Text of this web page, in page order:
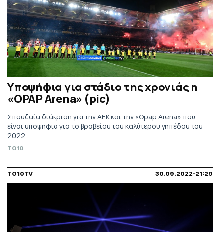
Υποψήφια για στάδιο της χρονιάς η
«OPAP Arena» (pic)
Σπουδαία διάκριση για την ΑΕΚ και την «Opap Arena» που
είναι υποψήφια για το βραβείου του καλύτερου γηπέδου του
2022.
TO10
TO10TV 30.09.2022-21:29